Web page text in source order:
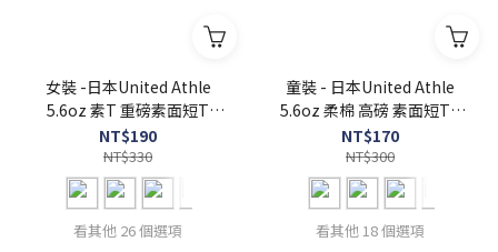
女裝 -日本United Athle
5.6oz 素T 重磅素面短T
UA5001-03 女版5001
NT$190
NT$330
看其他 26 個選項
童裝 - 日本United Athle
5.6oz 柔棉 高磅 素面短T -
UA5001-02
NT$170
NT$300
看其他 18 個選項